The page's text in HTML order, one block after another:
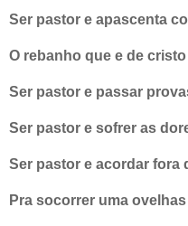
Ser pastor e apascenta
O rebanho que e de
Ser pastor e passar
Ser pastor e sofrer as
Ser pastor e acordar fora
Pra socorrer uma